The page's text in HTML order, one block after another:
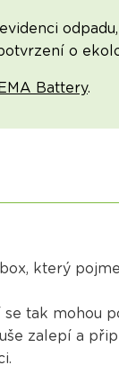
o
Battery.
který
tak mohou
zalepí a